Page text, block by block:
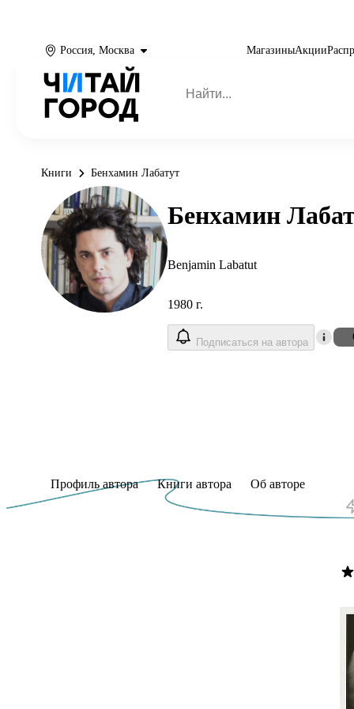
Россия, Москва МагазиныАкции
Книги Бенхамин Лабатут
Бенхамин
Benjamin Labatut
1980 г.
Подписаться на автора
Профиль автора Книги автора Об авторе